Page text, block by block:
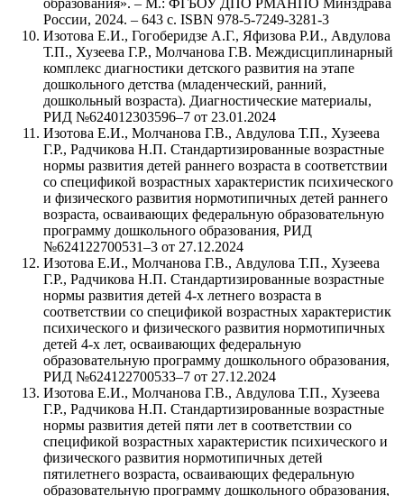
России, 2024. – 643 с. ISBN 978-5-7249-3281-3
Изотова Е.И., Гогоберидзе А.Г., Яфизова Р.И., Авдулова
Т.П., Хузеева Г.Р., Молчанова Г.В. Междисциплинарный
комплекс диагностики детского развития на этапе
дошкольного детства (младенческий, ранний,
дошкольный возраста). Диагностические материалы,
РИД №624012303596–7 от 23.01.2024
Изотова Е.И., Молчанова Г.В., Авдулова Т.П., Хузеева
Г.Р., Радчикова Н.П. Стандартизированные возрастные
нормы развития детей раннего возраста в соответствии
со спецификой возрастных характеристик психического
и физического развития нормотипичных детей раннего
возраста, осваивающих федеральную образовательную
программу дошкольного образования, РИД
№624122700531–3 от 27.12.2024
Изотова Е.И., Молчанова Г.В., Авдулова Т.П., Хузеева
Г.Р., Радчикова Н.П. Стандартизированные возрастные
нормы развития детей 4-х летнего возраста в
соответствии со спецификой возрастных характеристик
психического и физического развития нормотипичных
детей 4-х лет, осваивающих федеральную
образовательную программу дошкольного образования,
РИД №624122700533–7 от 27.12.2024
Изотова Е.И., Молчанова Г.В., Авдулова Т.П., Хузеева
Г.Р., Радчикова Н.П. Стандартизированные возрастные
нормы развития детей пяти лет в соответствии со
спецификой возрастных характеристик психического и
физического развития нормотипичных детей
пятилетнего возраста, осваивающих федеральную
образовательную программу дошкольного образования,